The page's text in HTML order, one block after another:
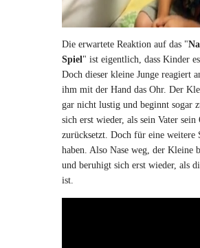
Die erwartete Reaktion auf das "
Spiel" ist eigentlich, dass Kinder
Doch dieser kleine Junge reagiert
ihm mit der Hand das Ohr. Der
gar nicht lustig und beginnt sogar
sich erst wieder, als sein Vater
zurücksetzt. Doch für eine weitere
haben. Also Nase weg, der Kleine
und beruhigt sich erst wieder, als
ist.